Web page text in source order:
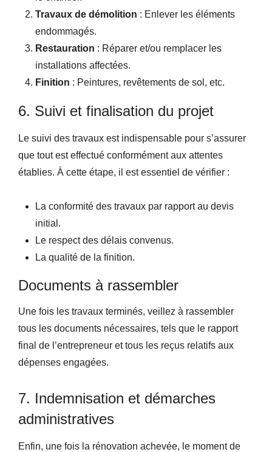
Travaux de démolition : Enlever les éléments
endommagés.
Restauration : Réparer et/ou remplacer les
installations affectées.
Finition : Peintures, revêtements de sol, etc.
6. Suivi et finalisation du projet
Le suivi des travaux est indispensable pour s’assurer
que tout est effectué conformément aux attentes
établies. À cette étape, il est essentiel de vérifier :
La conformité des travaux par rapport au devis
initial.
Le respect des délais convenus.
La qualité de la finition.
Documents à rassembler
Une fois les travaux terminés, veillez à rassembler
tous les documents nécessaires, tels que le rapport
final de l’entrepreneur et tous les reçus relatifs aux
dépenses engagées.
7. Indemnisation et démarches
administratives
Enfin, une fois la rénovation achevée, le moment de